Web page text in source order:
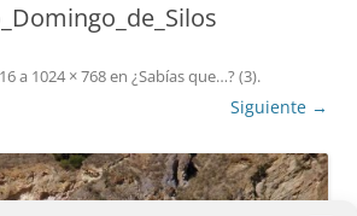
a 1024 × 768en ¿Sabías que…? (3).
Siguiente →